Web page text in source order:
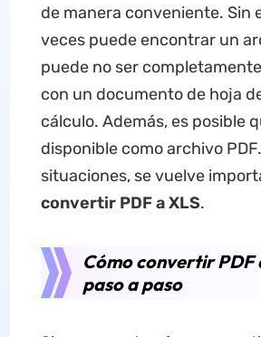
de manera conveniente. Sin
veces puede encontrar un
puede no ser
con un documento de hoja
cálculo. Además, es posible
disponible como archivo
situaciones, se vuelve
convertir PDF a XLS.
Cómo convertir PDF
paso a paso